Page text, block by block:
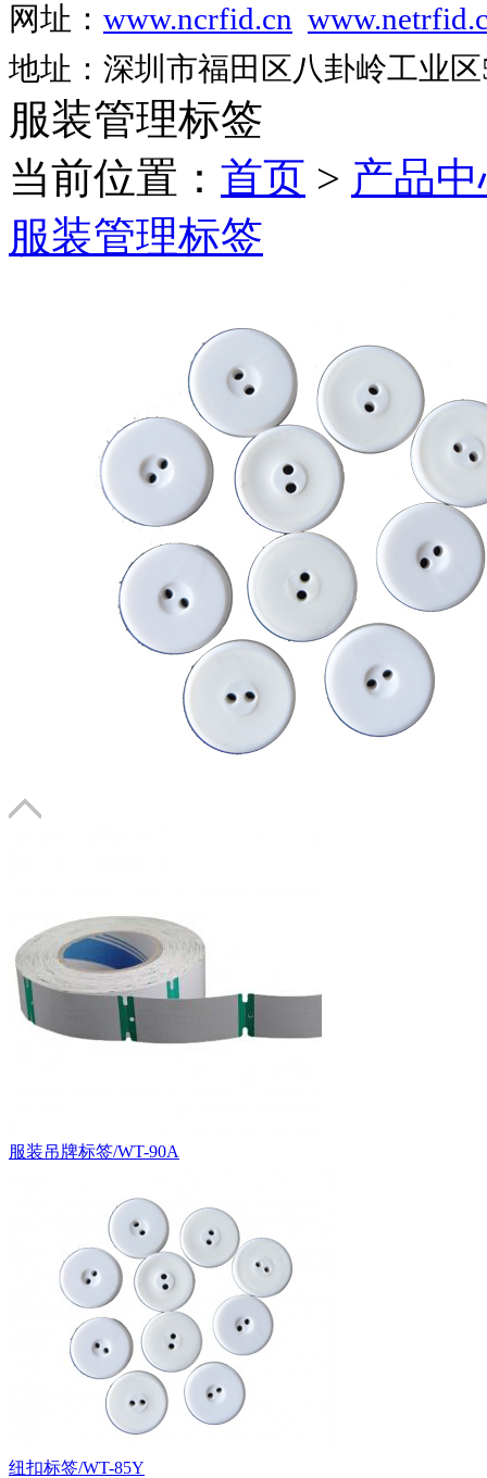
网址： www.ncrfid.cn
地址：深圳市福田区八卦岭工业
服装管理标签
当前位置： 首页 > 产品
服装管理标签
服装吊牌标签/WT-90A
纽扣标签/WT-85Y